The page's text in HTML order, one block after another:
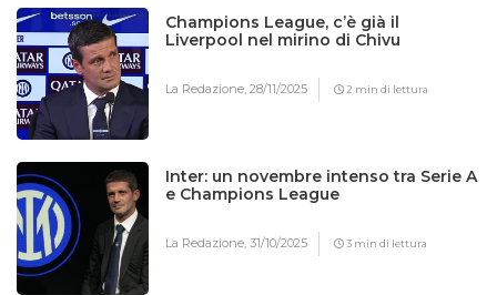
Champions League, c’è già il
Liverpool nel mirino di Chivu
La Redazione,28/11/2025 2 min di lettura
Inter: un novembre intenso tra Serie A
e Champions League
La Redazione,31/10/2025 3 min di lettura